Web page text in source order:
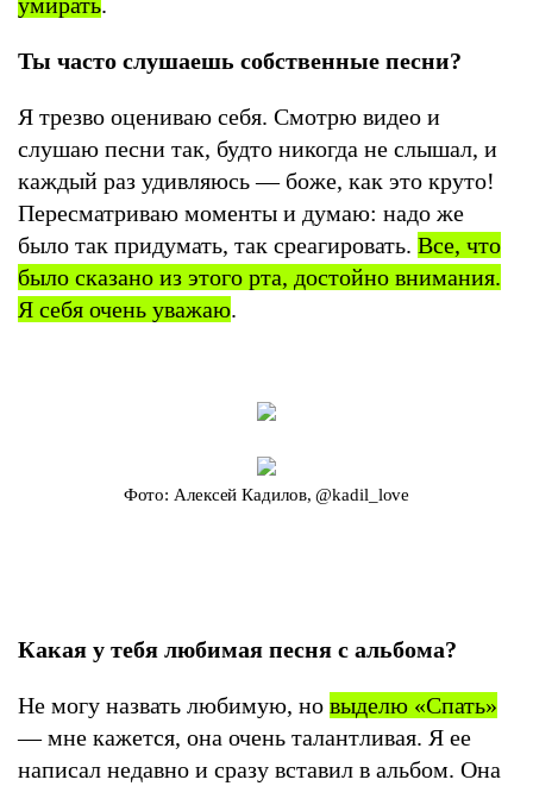
Ты часто слушаешь собственные песни?
Я трезво оцениваю себя. Смотрю видео и
слушаю песни так, будто никогда не слышал, и
каждый раз удивляюсь — боже, как это круто!
Пересматриваю моменты и думаю: надо же
было так придумать, так среагировать. Все, что
было сказано из этого рта, достойно внимания.
Я себя очень уважаю.
Фото: Алексей Кадилов, @kadil_love
Какая у тебя любимая песня с альбома?
Не могу назвать любимую, но выделю «Спать»
— мне кажется, она очень талантливая. Я ее
написал недавно и сразу вставил в альбом. Она